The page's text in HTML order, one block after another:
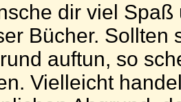
dir viel
Bücher. Sollten
auftun, so
Vielleicht